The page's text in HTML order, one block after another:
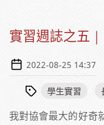
實習週誌之五
2022-08-25 14:37
學生實習
我對協會最大的好奇